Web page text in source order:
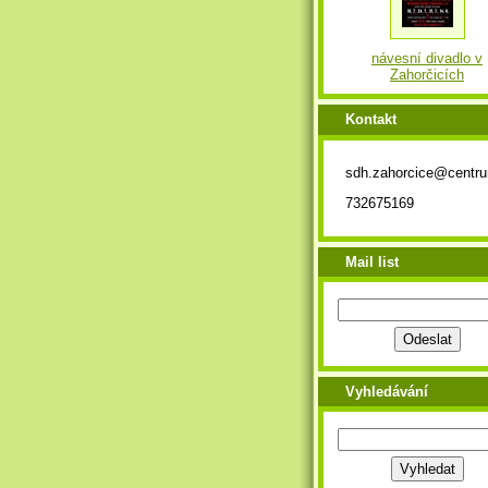
návesní divadlo v
Zahorčicích
Kontakt
732675169
Mail list
Vyhledávání